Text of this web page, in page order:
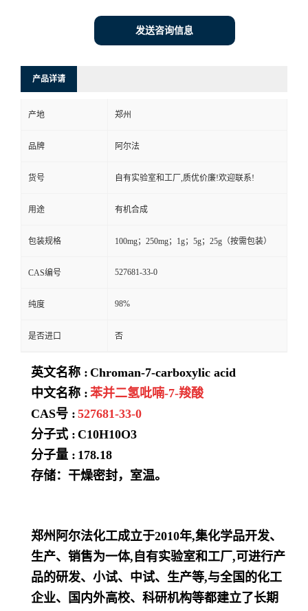
发送咨询信息
产品详请
产地 郑州
品牌 阿尔法
货号 自有实验室和工厂,质优价廉!欢迎联系!
用途 有机合成
包装规格 100mg；250mg；1g；5g；25g（按需包装）
CAS编号 527681-33-0
纯度 98%
是否进口 否
英文名称 : Chroman-7-carboxylic acid
中文名称 : 苯并二氢吡喃-7-羧酸
CAS号 : 527681-33-0
分子式 : C10H10O3
分子量 : 178.18
存储：干燥密封，室温。
郑州阿尔法化工成立于2010年,集化学品开发、
生产、销售为一体,自有实验室和工厂,可进行产
品的研发、小试、中试、生产等,与全国的化工
企业、国内外高校、科研机构等都建立了长期